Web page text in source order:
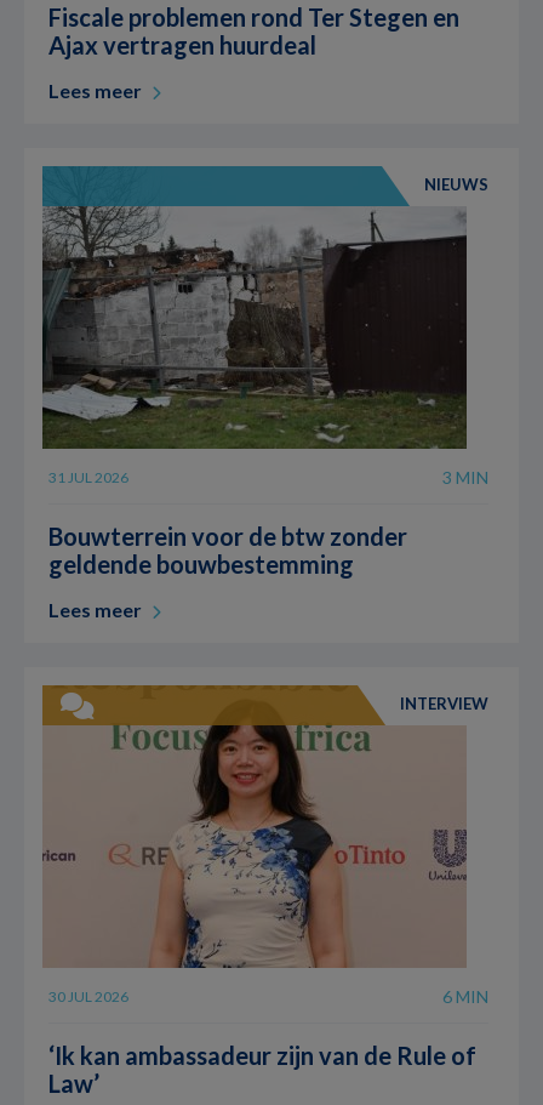
Fiscale problemen rond Ter Stegen en
Ajax vertragen huurdeal
Lees meer
NIEUWS
31 JUL 2026 3 MIN
Bouwterrein voor de btw zonder
geldende bouwbestemming
Lees meer
INTERVIEW
30 JUL 2026 6 MIN
‘Ik kan ambassadeur zijn van de Rule of
Law’